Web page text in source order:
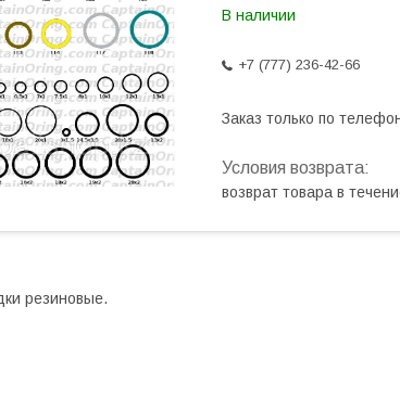
В наличии
+7 (777) 236-42-66
Заказ только по
возврат товара в
резиновые.